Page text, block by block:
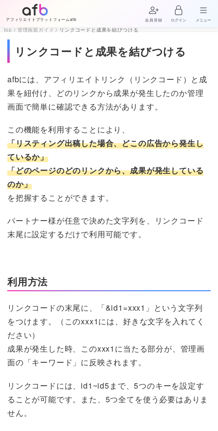
アフィリエイトプラットフォームafb 会員登録 ログイン メニュー
top 管理画面ガイド リンクコードと成果を結びつける
リンクコードと成果を結びつける
afbには、アフィリエイトリンク（リンクコード）と成
果を紐付け、どのリンクから成果が発生したのか管理
画面で簡単に確認できる方法があります。
この機能を利用することにより、
「リスティング出稿した場合、どこの広告から発生し
ているか」
「どのページのどのリンクから、成果が発生している
のか」
を把握することができます。
パートナー様が任意で決めた文字列を、リンクコード
末尾に設定するだけで利用可能です。
利用方法
リンクコードの末尾に、「&id1=xxx1」という文字列
をつけます。（このxxx1には、好きな文字を入れてく
ださい）
成果が発生した時、このxxx1に当たる部分が、管理画
面の「キーワード」に反映されます。
リンクコードには、id1~id5まで、5つのキーを設定す
ることが可能です。また、5つ全てを使う必要はありま
せん。